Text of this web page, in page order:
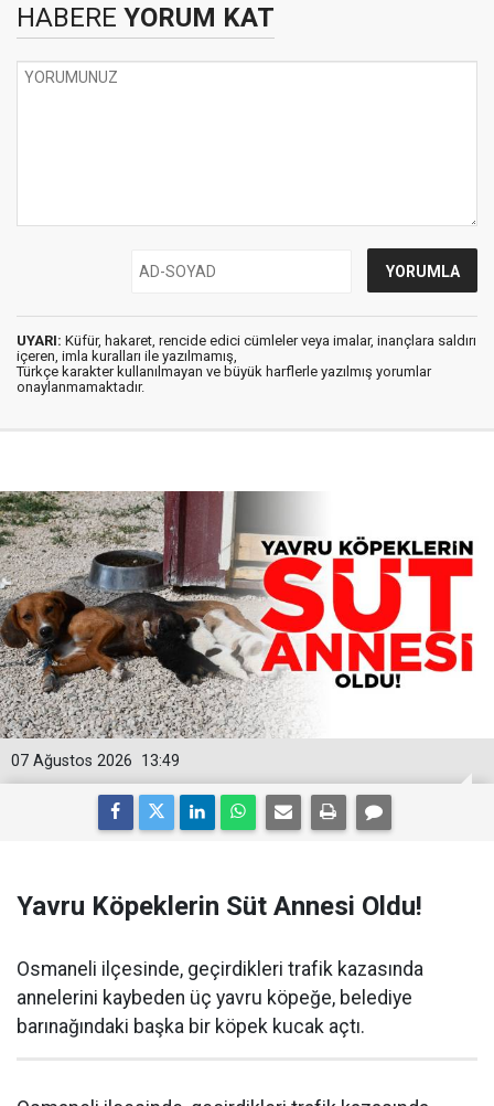
HABERE YORUM KAT
UYARI: Küfür, hakaret, rencide edici cümleler veya imalar, inançlara saldırı
içeren, imla kuralları ile yazılmamış,
Türkçe karakter kullanılmayan ve büyük harflerle yazılmış yorumlar
onaylanmamaktadır.
13:49
07 Ağustos 2026
Yavru Köpeklerin Süt Annesi Oldu!
Osmaneli ilçesinde, geçirdikleri trafik kazasında
annelerini kaybeden üç yavru köpeğe, belediye
barınağındaki başka bir köpek kucak açtı.